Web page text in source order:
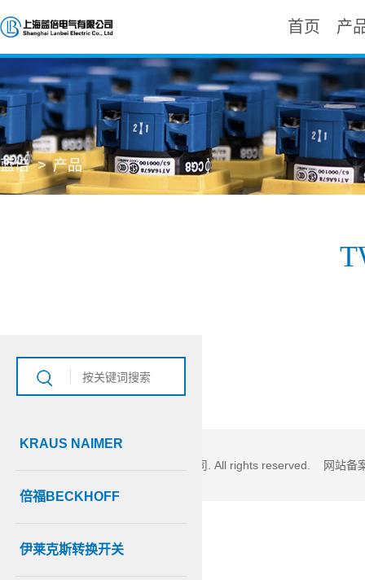
首页 产
蓝倍 > 产品
KRAUS NAIMER
倍福BECKHOFF
伊莱克斯转换开关
© Copyright 2023 上海蓝倍电气有限公司. All rights reserved. 网站备